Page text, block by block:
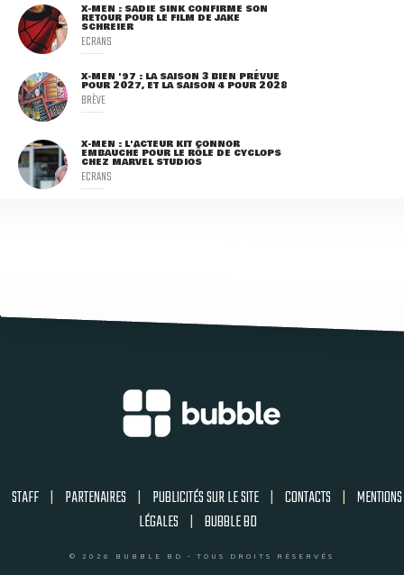
X-MEN : SADIE SINK CONFIRME SON
RETOUR POUR LE FILM DE JAKE
SCHREIER
ECRANS
X-MEN '97 : LA SAISON 3 BIEN PRÉVUE
POUR 2027, ET LA SAISON 4 POUR 2028
BRÈVE
X-MEN : L'ACTEUR KIT CONNOR
EMBAUCHÉ POUR LE RÔLE DE CYCLOPS
CHEZ MARVEL STUDIOS
ECRANS
STAFF | PARTENAIRES | PUBLICITÉS SUR LE SITE | CONTACTS | MENTIONS
LÉGALES | BUBBLE BD
© 2026 BUBBLE BD - TOUS DROITS RÉSERVÉS